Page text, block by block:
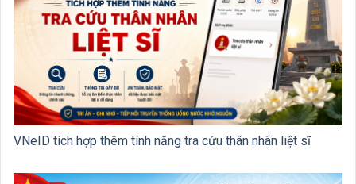
VNeID tích hợp thêm tính năng tra cứu thân nhân liệt sĩ